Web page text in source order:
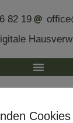
82 19
Cookies